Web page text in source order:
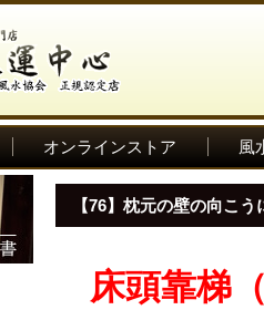
オンラインストア 風
【76】枕元の壁の向こ
床頭靠梯